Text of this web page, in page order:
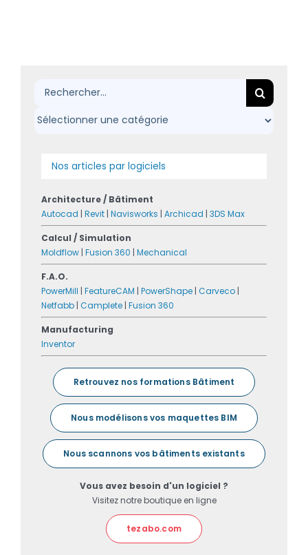
Rechercher:
Nos articles par logiciels
Architecture / Bâtiment
Autocad | Revit | Navisworks | Archicad | 3DS Max
Calcul / Simulation
Moldflow | Fusion 360 | Mechanical
F.A.O.
PowerMill | FeatureCAM | PowerShape | Carveco |
Netfabb | Camplete | Fusion 360
Manufacturing
Inventor
Retrouvez nos formations Bâtiment
Nous modélisons vos maquettes BIM
Nous scannons vos bâtiments existants
Vous avez besoin d'un logiciel ?
Visitez notre boutique en ligne
tezabo.com